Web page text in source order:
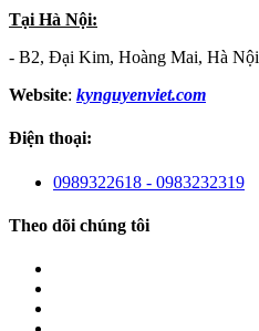
Tại Hà Nội:
- B2, Đại Kim, Hoàng Mai, Hà Nội
Website: kynguyenviet.com
Điện thoại:
0989322618 - 0983232319
Theo dõi chúng tôi